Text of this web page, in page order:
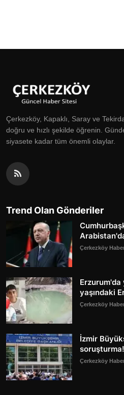
Çerkezköy, Kapaklı, Saray ve
doğru ve hızlı şekilde öğrenin.
siyasete kadar tüm önemli olaylar.
Trend Olan Gönderiler
Çerkezköy
yaşındaki
Çerkezköy
İzmir
Çerkezköy